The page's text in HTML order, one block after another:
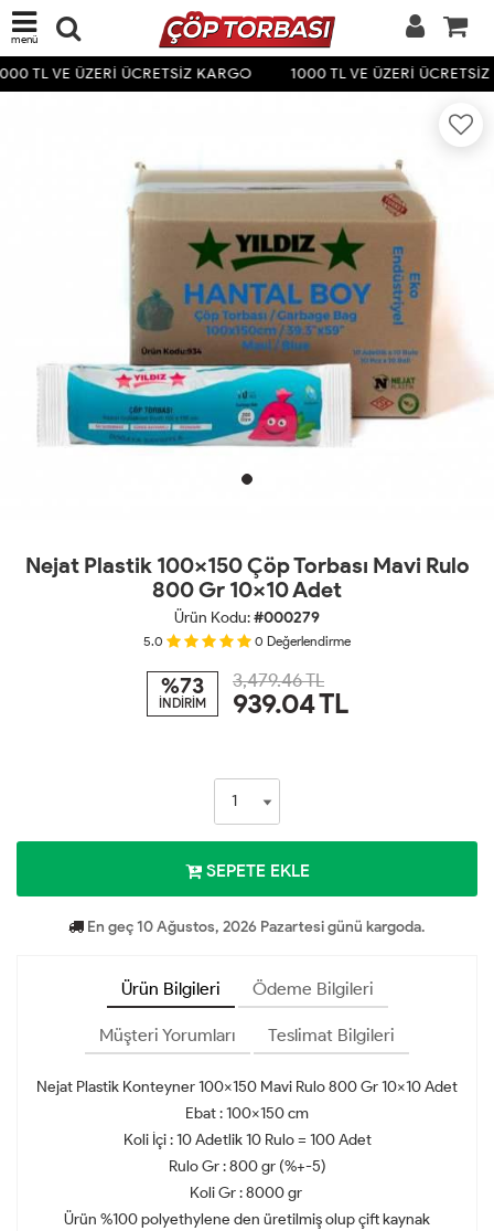
menü
TL VE ÜZERİ ÜCRETSİZ KARGO 1000 TL VE ÜZERİ ÜCRETSİZ
Nejat Plastik 100x150 Çöp Torbası Mavi Rulo
800 Gr 10x10 Adet
Ürün Kodu:#000279
5.0 0 Değerlendirme
%73
İNDİRİM
3,479.46 TL
939.04TL
SEPETE EKLE
En geç 10 Ağustos, 2026 Pazartesi günü kargoda.
Ürün Bilgileri Ödeme Bilgileri
Müşteri Yorumları Teslimat Bilgileri
Nejat Plastik Konteyner 100x150 Mavi Rulo 800 Gr 10x10 Adet
Ebat : 100x150 cm
Koli İçi : 10 Adetlik 10 Rulo = 100 Adet
Rulo Gr : 800 gr (%+-5)
Koli Gr : 8000 gr
Ürün %100 polyethylene den üretilmiş olup çift kaynak